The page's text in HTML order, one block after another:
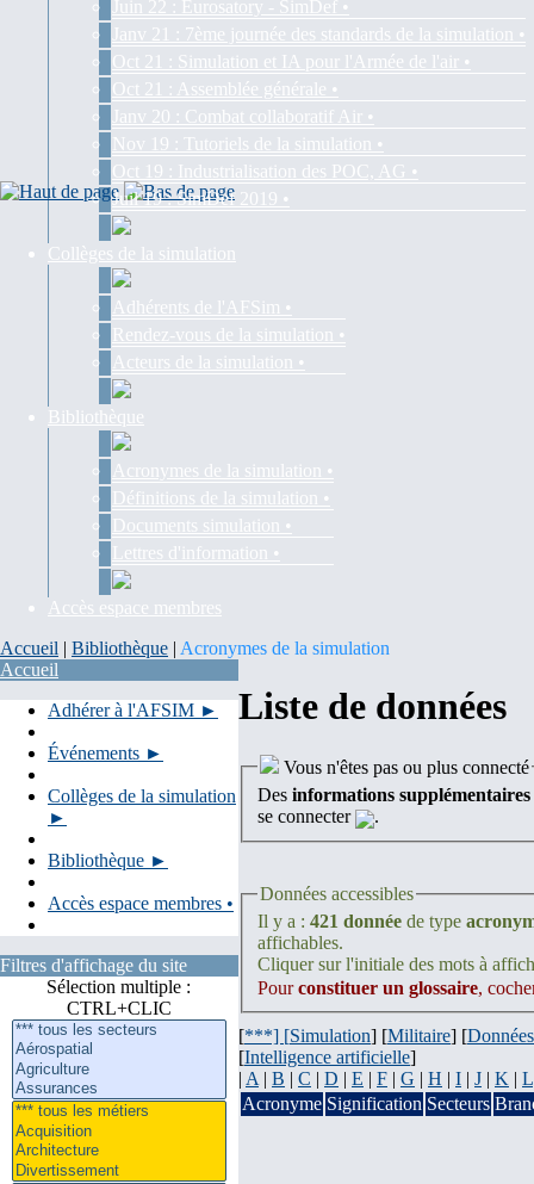
Juin 22 : Eurosatory - SimDef •
Janv 21 : 7ème journée des standards de la simulation •
Oct 21 : Simulation et IA pour l'Armée de l'air •
Oct 21 : Assemblée générale •
Janv 20 : Combat collaboratif Air •
Nov 19 : Tutoriels de la simulation •
Oct 19 : Industrialisation des POC, AG •
Juil 19 : SimDef 2019 •
Collèges de la simulation
Adhérents de l'AFSim •
Rendez-vous de la simulation •
Acteurs de la simulation •
Bibliothèque
Acronymes de la simulation •
Définitions de la simulation •
Documents simulation •
Lettres d'information •
Accès espace membres
Accueil | Bibliothèque | Acronymes de la simulation
Accueil
Adhérer à l'AFSIM ►
Événements ►
Collèges de la simulation
►
Bibliothèque ►
Accès espace membres •
Filtres d'affichage du site
Sélection multiple :
CTRL+CLIC
Liste de données
Vous n'êtes pas ou plus connecté
Des informations supplémentaires
se connecter
.
Données accessibles
Il y a : 421 donnée de type
affichables.
Cliquer sur l'initiale des mots à
Pourconstituer un glossaire,
[***] [Simulation] [Militaire] [Données
[Intelligence artificielle]
| A | B | C | D | E | F | G | H | I | J | K | L
Acronyme Signification Secteurs